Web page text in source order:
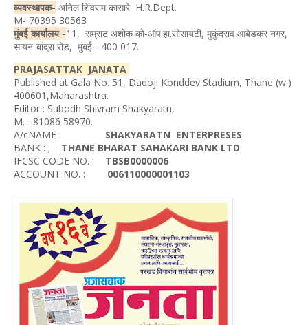
व्यवस्थापक- अनिल शिंवराम कासारे H.R.Dept.
M- 70395 30563
मुंबई कार्यालय -11, सम्राट अशोक को-ऑप.हा.सोसायटी, मुकुंदराव आंबेडकर नगर,
सायन-बांद्रा रोड, मुंबई - 400 017.
PRAJASATTAK JANATA
Published at Gala No. 51, Dadoji Konddev Stadium, Thane (w.)
400601,Maharashtra.
Editor : Subodh Shivram Shakyaratn,
M. -.81086 58970.
A/cNAME : SHAKYARATN ENTERPRESES
BANK : ; THANE BHARAT SAHAKARI BANK LTD
IFCSC CODE NO. : TBSB0000006
ACCOUNT NO. : 006110000001103